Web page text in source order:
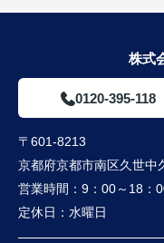
株式
0120-395-118
〒601-8213
京都府京都市南区久世中
営業時間： 9：00～18：
定休日： 水曜日